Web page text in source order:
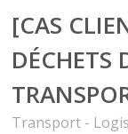
[CAS
DÉCHETS
Transport -